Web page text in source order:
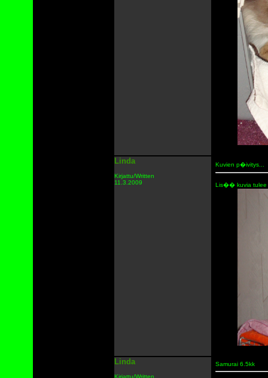
Linda
Kirjattu/Written
11.3.2009
Kuvien p�ivitys...
Lis�� kuvia tulee
Linda
Kirjattu/Written
Samurai 6.5kk